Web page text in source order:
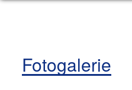
Fotogalerie